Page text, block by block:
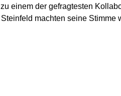
einem der gefragtesten
machten seine Stimme